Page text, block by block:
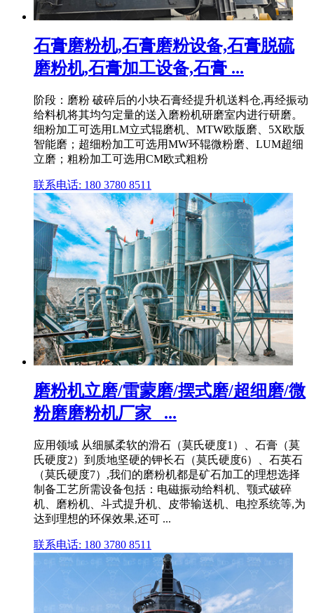
石膏磨粉机,石膏磨粉设备,石膏脱硫
磨粉机,石膏加工设备,石膏 ...
阶段：磨粉 破碎后的小块石膏经提升机送料仓,再经振动
给料机将其均匀定量的送入磨粉机研磨室内进行研磨。
细粉加工可选用LM立式辊磨机、MTW欧版磨、5X欧版
智能磨；超细粉加工可选用MW环辊微粉磨、LUM超细
立磨；粗粉加工可选用CM欧式粗粉
联系电话: 180 3780 8511
磨粉机立磨/雷蒙磨/摆式磨/超细磨/微
粉磨磨粉机厂家_ ...
应用领域 从细腻柔软的滑石（莫氏硬度1）、石膏（莫
氏硬度2）到质地坚硬的钾长石（莫氏硬度6）、石英石
（莫氏硬度7）,我们的磨粉机都是矿石加工的理想选择
制备工艺所需设备包括：电磁振动给料机、颚式破碎
机、磨粉机、斗式提升机、皮带输送机、电控系统等,为
达到理想的环保效果,还可 ...
联系电话: 180 3780 8511